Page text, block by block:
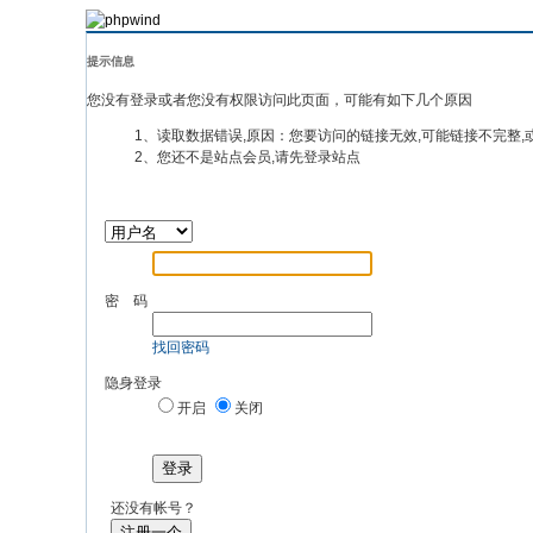
提示信息
您没有登录或者您没有权限访问此页面，可能有如下几个原因
1、读取数据错误,原因：您要访问的链接无效,可能链接不完整,
2、您还不是站点会员,请先登录站点
密 码
找回密码
隐身登录
开启
关闭
登录
还没有帐号？